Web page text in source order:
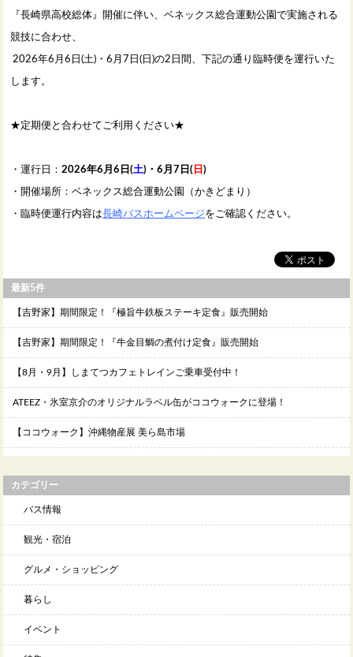
『長崎県高校総体』開催に伴い、ベネックス総合運動公園で実施される
競技に合わせ、
2026年6月6日(土)・6月7日(日)の2日間、下記の通り臨時便を運行いた
します。
★定期便と合わせてご利用ください★
・運行日：2026年6月6日(土)・6月7日( 日)
・開催場所：ベネックス総合運動公園（かきどまり）
・臨時便運行内容は長崎バスホームページをご確認ください。
最新5件
【吉野家】期間限定！『極旨牛鉄板ステーキ定食』販売開始
【吉野家】期間限定！『牛金目鯛の煮付け定食』販売開始
【8月・9月】しまてつカフェトレインご乗車受付中！
ATEEZ・氷室京介のオリジナルラベル缶がココウォークに登場！
【ココウォーク】沖縄物産展 美ら島市場
カテゴリー
バス情報
観光・宿泊
グルメ・ショッピング
暮らし
イベント